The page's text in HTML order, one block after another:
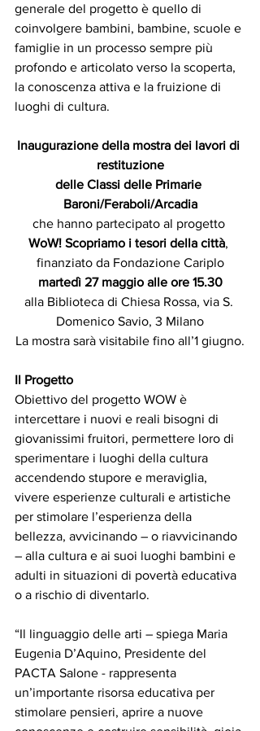
generale del progetto è quello di
coinvolgere bambini, bambine, scuole e
famiglie in un processo sempre più
profondo e articolato verso la scoperta,
la conoscenza attiva e la fruizione di
luoghi di cultura.
Inaugurazione della mostra dei lavori di
restituzione
delle Classi delle Primarie
Baroni/Feraboli/Arcadia
che hanno partecipato al progetto
WoW! Scopriamo i tesori della città,
finanziato da Fondazione Cariplo
martedì 27 maggio alle ore 15.30
alla Biblioteca di Chiesa Rossa, via S.
Domenico Savio, 3 Milano
La mostra sarà visitabile fino all’1 giugno.
Il Progetto
Obiettivo del progetto WOW è
intercettare i nuovi e reali bisogni di
giovanissimi fruitori, permettere loro di
sperimentare i luoghi della cultura
accendendo stupore e meraviglia,
vivere esperienze culturali e artistiche
per stimolare l’esperienza della
bellezza, avvicinando – o riavvicinando
– alla cultura e ai suoi luoghi bambini e
adulti in situazioni di povertà educativa
o a rischio di diventarlo.
“Il linguaggio delle arti – spiega Maria
Eugenia D’Aquino, Presidente del
PACTA Salone - rappresenta
un’importante risorsa educativa per
stimolare pensieri, aprire a nuove